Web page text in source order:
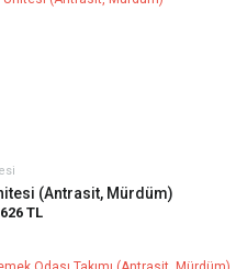
(Antrasit, Mürdüm)
TL